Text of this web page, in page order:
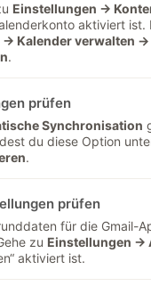
Einstellungen →
aktiviert
→ Kalender verwalten
.
prüfen
Synchronisation
du diese Option
.
prüfen
für die Gmail-
zu Einstellungen →
aktiviert ist.